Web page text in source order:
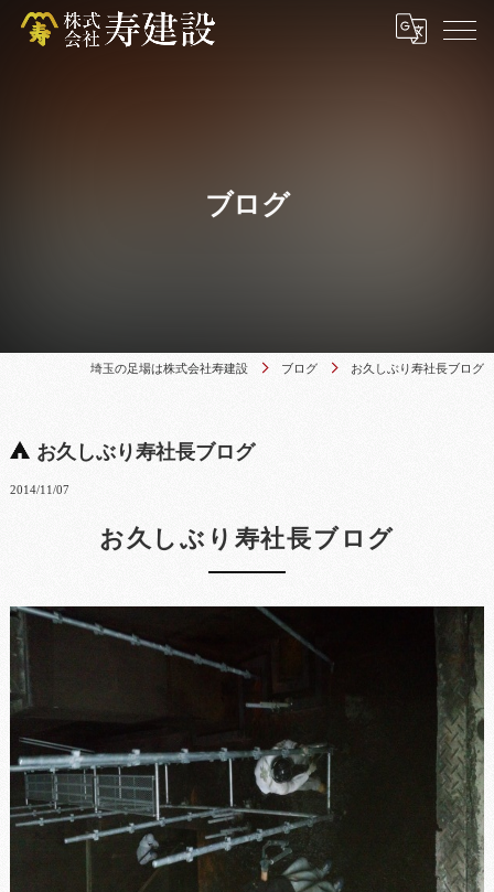
ブログ
埼玉の足場は株式会社寿建設 ブログ お久しぶり寿社長ブログ
お久しぶり寿社長ブログ
2014/11/07
お久しぶり寿社長ブログ